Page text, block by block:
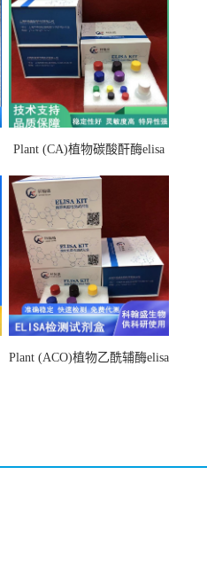
Plant (CA)植物碳酸酐酶elisa
Plant (ACO)植物乙酰辅酶elisa